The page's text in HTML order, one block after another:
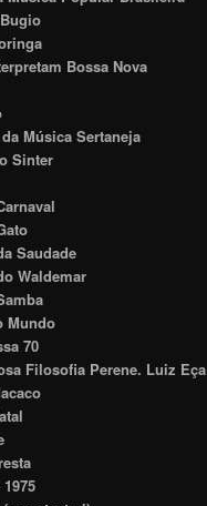
Bossa Nova
Música Sertaneja
Sinter
Saudade
Waldemar
Mundo
70
Filosofia Perene. Luiz Eça